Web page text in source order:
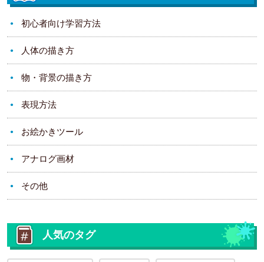
初心者向け学習方法
人体の描き方
物・背景の描き方
表現方法
お絵かきツール
アナログ画材
その他
人気のタグ